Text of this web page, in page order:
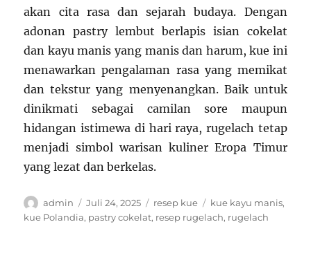
akan cita rasa dan sejarah budaya. Dengan
adonan pastry lembut berlapis isian cokelat
dan kayu manis yang manis dan harum, kue ini
menawarkan pengalaman rasa yang memikat
dan tekstur yang menyenangkan. Baik untuk
dinikmati sebagai camilan sore maupun
hidangan istimewa di hari raya, rugelach tetap
menjadi simbol warisan kuliner Eropa Timur
yang lezat dan berkelas.
Author
admin
Posted
on
Juli 24, 2025 Categories
resep kue Tags
kue kayu manis,
kue Polandia, pastry cokelat, resep rugelach, rugelach